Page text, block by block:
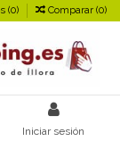
(0) Comparar (0)
Iniciar sesión